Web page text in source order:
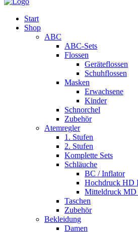
Start
Shop
ABC
ABC-Sets
Flossen
Geräteflossen
Schuhflossen
Masken
Erwachsene
Kinder
Schnorchel
Zubehör
Atemregler
1. Stufen
2. Stufen
Komplette Sets
Schläuche
BC / Inflator
Hochdruck HD
Mitteldruck
Taschen
Zubehör
Bekleidung
Damen